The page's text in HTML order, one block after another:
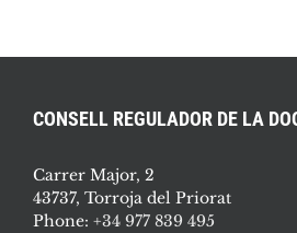
CONSELL REGULADOR DE LA
Carrer Major, 2
43737, Torroja del Priorat
Phone: +34 977 839 495